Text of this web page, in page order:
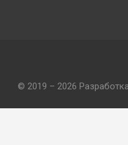
© 2019 – 2026